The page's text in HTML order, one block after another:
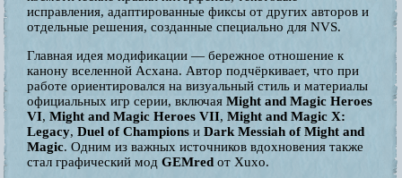
исправления, адаптированные фиксы от других авторов и
отдельные решения, созданные специально для NVS.
Главная идея модификации — бережное отношение к
канону вселенной Асхана. Автор подчёркивает, что при
работе ориентировался на визуальный стиль и материалы
официальных игр серии, включая Might and Magic Heroes
VI, Might and Magic Heroes VII, Might and Magic X:
Legacy, Duel of Champions и Dark Messiah of Might and
Magic. Одним из важных источников вдохновения также
стал графический мод GEMred от Xuxo.